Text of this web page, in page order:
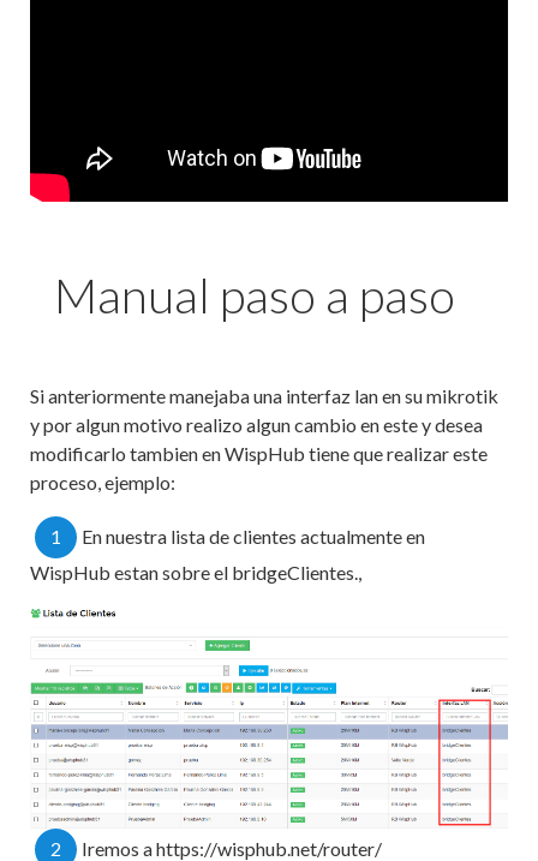
Manual paso a paso
Si anteriormente manejaba una interfaz lan en su mikrotik
y por algun motivo realizo algun cambio en este y desea
modificarlo tambien en WispHub tiene que realizar este
proceso, ejemplo:
1
En nuestra lista de clientes actualmente en
WispHub estan sobre el bridgeClientes.,
2
Iremos a https://wisphub.net/router/